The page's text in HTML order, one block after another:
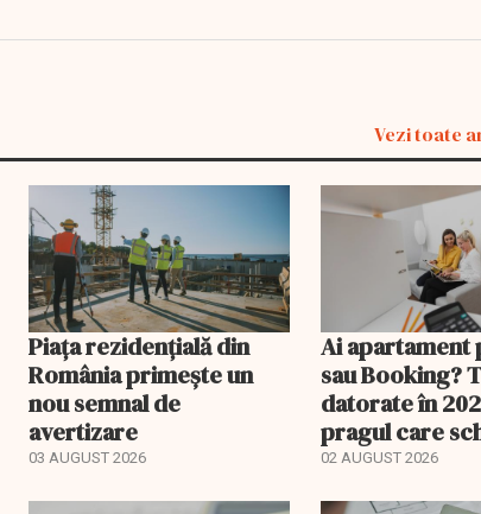
Vezi toate
Piața rezidențială din
România primește un
nou semnal de
avertizare
03 AUGUST 2026
Ai apartament
sau Booking?
datorate în
pragul care
regimul fiscal
02 AUGUST 2026